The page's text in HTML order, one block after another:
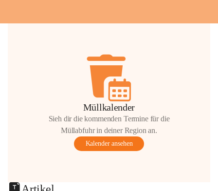
Müllkalender
Sieh dir die kommenden Termine für die
Müllabfuhr in deiner Region an.
Kalender ansehen